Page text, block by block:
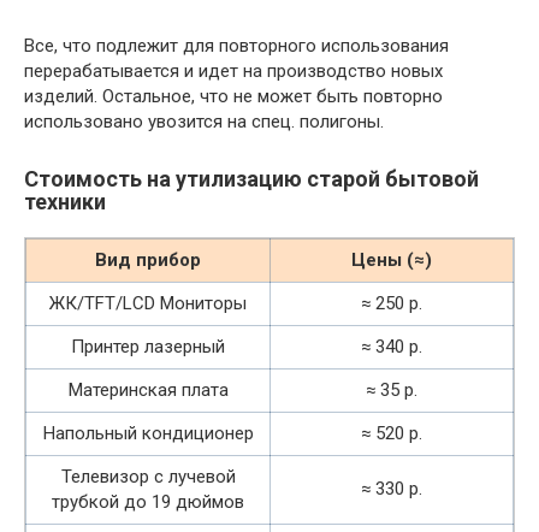
Все, что подлежит для повторного использования
перерабатывается и идет на производство новых
изделий. Остальное, что не может быть повторно
использовано увозится на спец. полигоны.
Стоимость на утилизацию старой бытовой
техники
Вид прибор
Цены (≈)
ЖК/TFT/LCD Мониторы
≈ 250 р.
Принтер лазерный
≈ 340 р.
Материнская плата
≈ 35 р.
Напольный кондиционер
≈ 520 р.
Телевизор с лучевой
трубкой до 19 дюймов
≈ 330 р.